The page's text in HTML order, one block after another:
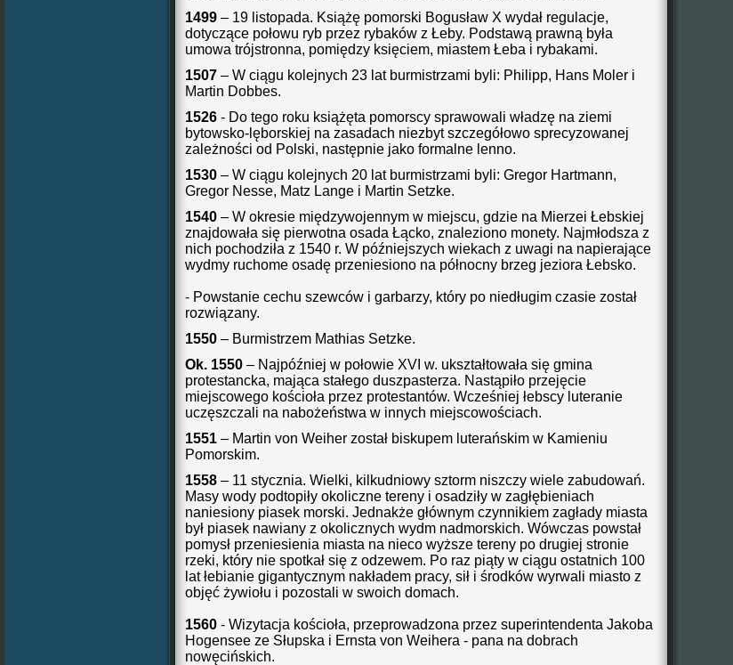
1499 – 19 listopada. Książę pomorski Bogusław X wydał regulacje,
dotyczące połowu ryb przez rybaków z Łeby. Podstawą prawną była
umowa trójstronna, pomiędzy księciem, miastem Łeba i rybakami.
1507 – W ciągu kolejnych 23 lat burmistrzami byli: Philipp, Hans Moler i
Martin Dobbes.
1526 - Do tego roku książęta pomorscy sprawowali władzę na ziemi
bytowsko-lęborskiej na zasadach niezbyt szczegółowo sprecyzowanej
zależności od Polski, następnie jako formalne lenno.
1530 – W ciągu kolejnych 20 lat burmistrzami byli: Gregor Hartmann,
Gregor Nesse, Matz Lange i Martin Setzke.
1540 – W okresie międzywojennym w miejscu, gdzie na Mierzei Łebskiej
znajdowała się pierwotna osada Łącko, znaleziono monety. Najmłodsza z
nich pochodziła z 1540 r. W późniejszych wiekach z uwagi na napierające
wydmy ruchome osadę przeniesiono na północny brzeg jeziora Łebsko.
- Powstanie cechu szewców i garbarzy, który po niedługim czasie został
rozwiązany.
1550 – Burmistrzem Mathias Setzke.
Ok. 1550 – Najpóźniej w połowie XVI w. ukształtowała się gmina
protestancka, mająca stałego duszpasterza. Nastąpiło przejęcie
miejscowego kościoła przez protestantów. Wcześniej łebscy luteranie
uczęszczali na nabożeństwa w innych miejscowościach.
1551 – Martin von Weiher został biskupem luterańskim w Kamieniu
Pomorskim.
1558 – 11 stycznia. Wielki, kilkudniowy sztorm niszczy wiele zabudowań.
Masy wody podtopiły okoliczne tereny i osadziły w zagłębieniach
naniesiony piasek morski. Jednakże głównym czynnikiem zagłady miasta
był piasek nawiany z okolicznych wydm nadmorskich. Wówczas powstał
pomysł przeniesienia miasta na nieco wyższe tereny po drugiej stronie
rzeki, który nie spotkał się z odzewem. Po raz piąty w ciągu ostatnich 100
lat łebianie gigantycznym nakładem pracy, sił i środków wyrwali miasto z
objęć żywiołu i pozostali w swoich domach.
1560 - Wizytacja kościoła, przeprowadzona przez superintendenta Jakoba
Hogensee ze Słupska i Ernsta von Weihera - pana na dobrach
nowęcińskich.